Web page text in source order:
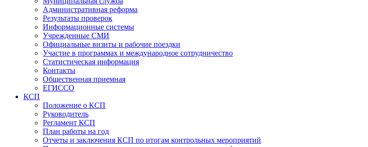
Административная реформа
Результаты проверок
Информационные системы
Учрежденные СМИ
Официальные визиты и рабочие поездки
Участие в программах и международное сотрудничество
Статистическая информация
Контакты
Общественная приемная
ЕГИССО
КСП
Положение о КСП
Руководитель
Регламент КСП
План работы на год
Отчеты и заключения КСП по итогам контрольных мероприятий